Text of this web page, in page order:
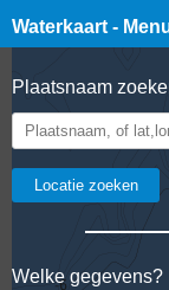
Waterkaart -
Plaatsnaam
Welke gegevens?
☰ Waterkaart